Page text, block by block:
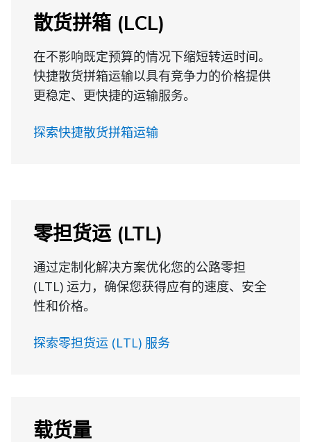
散货拼箱 (LCL)
在不影响既定预算的情况下缩短转运时间。
快捷散货拼箱运输以具有竞争力的价格提供
更稳定、更快捷的运输服务。
探索快捷散货拼箱运输
零担货运 (LTL)
通过定制化解决方案优化您的公路零担
(LTL) 运力，确保您获得应有的速度、安全
性和价格。
探索零担货运 (LTL) 服务
载货量